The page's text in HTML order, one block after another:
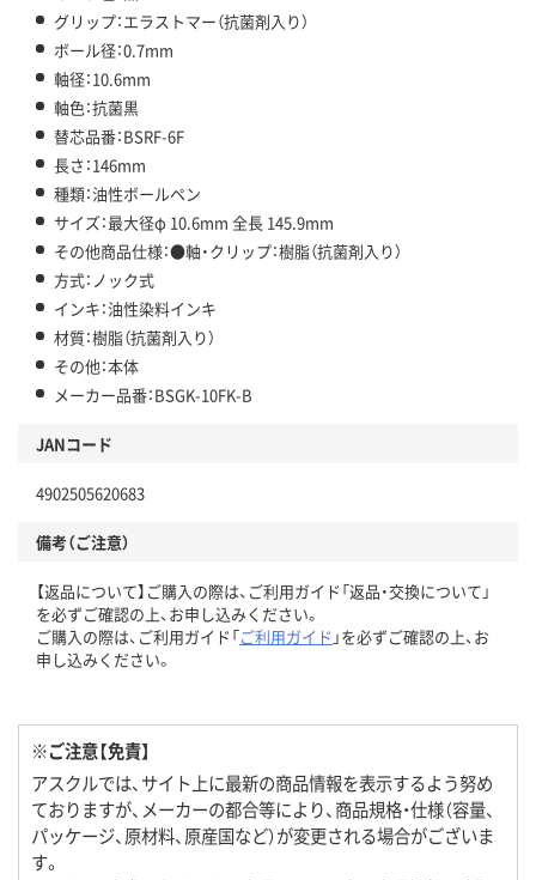
グリップ：エラストマー（抗菌剤入り）
ボール径：0.7mm
軸径：10.6mm
軸色：抗菌黒
替芯品番：BSRF-6F
長さ：146mm
種類：油性ボールペン
サイズ：最大径φ 10.6mm 全長 145.9mm
その他商品仕様：●軸・クリップ：樹脂（抗菌剤入り）
方式：ノック式
インキ：油性染料インキ
材質：樹脂（抗菌剤入り）
その他：本体
メーカー品番：BSGK-10FK-B
JANコード
4902505620683
備考（ご注意）
【返品について】ご購入の際は、ご利用ガイド「返品・交換について」
を必ずご確認の上、お申し込みください。
ご購入の際は、ご利用ガイド「ご利用ガイド 」を必ずご確認の上、お
申し込みください。
※ご注意【免責】
アスクルでは、サイト上に最新の商品情報を表示するよう努め
ておりますが、メーカーの都合等により、商品規格・仕様（容量、
パッケージ、原材料、原産国など）が変更される場合がございま
す。